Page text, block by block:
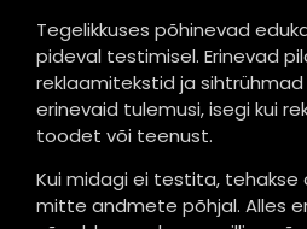
Tegelikkuses põhinevad
pideval testimisel. Erinevad
reklaamitekstid ja
erinevaid tulemusi, isegi kui
toodet või teenust.
Kui midagi ei testita,
mitte andmete põhjal. Alles